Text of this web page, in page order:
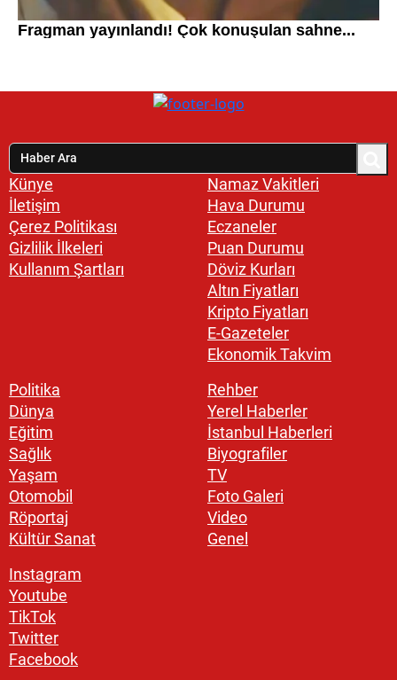
Künye
İletişim
Çerez Politikası
Gizlilik İlkeleri
Kullanım Şartları
Namaz Vakitleri
Hava Durumu
Eczaneler
Puan Durumu
Döviz Kurları
Altın Fiyatları
Kripto Fiyatları
E-Gazeteler
Ekonomik Takvim
Politika
Dünya
Eğitim
Sağlık
Yaşam
Otomobil
Röportaj
Kültür Sanat
Rehber
Yerel Haberler
İstanbul Haberleri
Biyografiler
TV
Foto Galeri
Video
Genel
Instagram
Youtube
TikTok
Twitter
Facebook